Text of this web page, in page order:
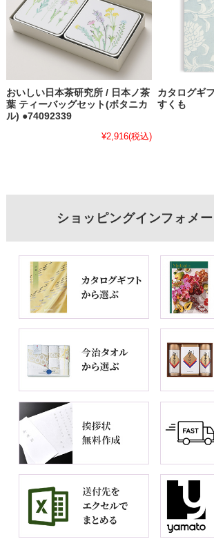
おいしい日本茶研究所 / 日本ノ茶
葉 ティーバッグセット(ボタニカ
ル) ●74092339
¥2,916(税込)
カタログギ
すくも
ショッピングインフォメ